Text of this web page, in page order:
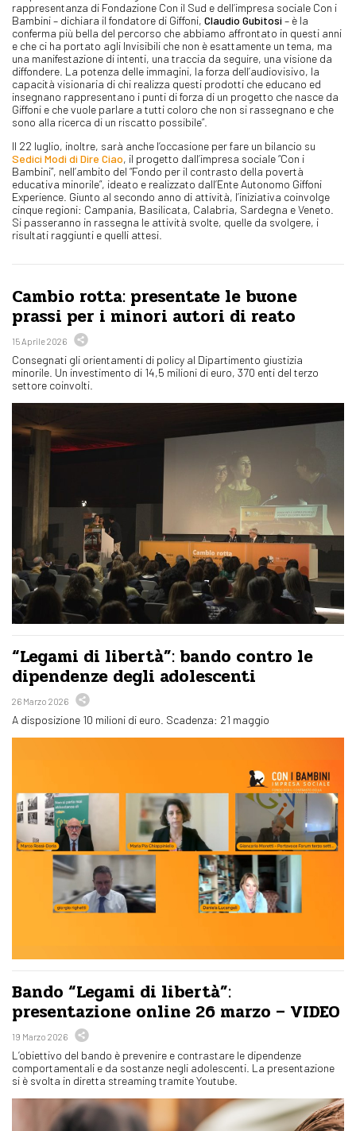
rappresentanza di Fondazione Con il Sud e dell’impresa sociale Con i
Bambini – dichiara il fondatore di Giffoni, Claudio Gubitosi– è la
conferma più bella del percorso che abbiamo affrontato in questi anni
e che ci ha portato agli Invisibili che non è esattamente un tema, ma
una manifestazione di intenti, una traccia da seguire, una visione da
diffondere. La potenza delle immagini, la forza dell’audiovisivo, la
capacità visionaria di chi realizza questi prodotti che educano ed
insegnano rappresentano i punti di forza di un progetto che nasce da
Giffoni e che vuole parlare a tutti coloro che non si rassegnano e che
sono alla ricerca di un riscatto possibile”.
Il 22 luglio, inoltre, sarà anche l’occasione per fare un bilancio su
Sedici Modi di Dire Ciao, il progetto dall’impresa sociale “Con i
Bambini”, nell’ambito del “Fondo per il contrasto della povertà
educativa minorile”, ideato e realizzato dall’Ente Autonomo Giffoni
Experience. Giunto al secondo anno di attività, l’iniziativa coinvolge
cinque regioni: Campania, Basilicata, Calabria, Sardegna e Veneto.
Si passeranno in rassegna le attività svolte, quelle da svolgere, i
risultati raggiunti e quelli attesi.
Cambio rotta: presentate le buone
prassi per i minori autori di reato
15 Aprile 2026
Consegnati gli orientamenti di policy al Dipartimento giustizia
minorile. Un investimento di 14,5 milioni di euro, 370 enti del terzo
settore coinvolti.
“Legami di libertà”: bando contro le
dipendenze degli adolescenti
26 Marzo 2026
A disposizione 10 milioni di euro. Scadenza: 21 maggio
Bando “Legami di libertà”:
presentazione online 26 marzo – VIDEO
19 Marzo 2026
L’obiettivo del bando è prevenire e contrastare le dipendenze
comportamentali e da sostanze negli adolescenti. La presentazione
si è svolta in diretta streaming tramite Youtube.